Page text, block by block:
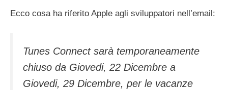
Ecco cosa ha riferito Apple agli sviluppatori nell’email:
Tunes Connect sarà temporaneamente
chiuso da Giovedi, 22 Dicembre a
Giovedi, 29 Dicembre, per le vacanze